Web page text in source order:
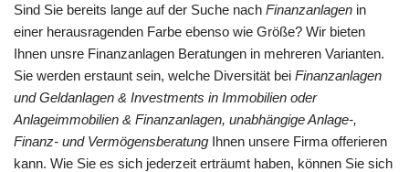
Sind Sie bereits lange auf der Suche nach Finanzanlagen in
einer herausragenden Farbe ebenso wie Größe? Wir bieten
Ihnen unsre Finanzanlagen Beratungen in mehreren Varianten.
Sie werden erstaunt sein, welche Diversität bei Finanzanlagen
und Geldanlagen & Investments in Immobilien oder
Anlageimmobilien & Finanzanlagen, unabhängige Anlage-,
Finanz- und Vermögensberatung Ihnen unsere Firma offerieren
kann. Wie Sie es sich jederzeit erträumt haben, können Sie sich